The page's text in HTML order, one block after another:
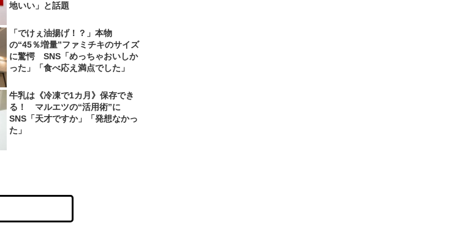
地いい」と話題
「でけぇ油揚げ！？」本物
の“45％増量”ファミチキのサイズ
に驚愕 SNS「めっちゃおいしか
った」「食べ応え満点でした」
牛乳は《冷凍で1カ月》保存でき
る！ マルエツの“活用術”に
SNS「天才ですか」「発想なかっ
た」